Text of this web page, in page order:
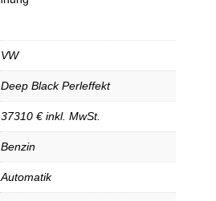
VW
Deep Black Perleffekt
37310 € inkl. MwSt.
Benzin
Automatik